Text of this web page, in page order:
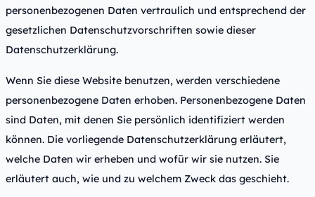
personenbezogenen Daten vertraulich und entsprechend der
gesetzlichen Datenschutzvorschriften sowie dieser
Datenschutzerklärung.
Wenn Sie diese Website benutzen, werden verschiedene
personenbezogene Daten erhoben. Personenbezogene Daten
sind Daten, mit denen Sie persönlich identifiziert werden
können. Die vorliegende Datenschutzerklärung erläutert,
welche Daten wir erheben und wofür wir sie nutzen. Sie
erläutert auch, wie und zu welchem Zweck das geschieht.